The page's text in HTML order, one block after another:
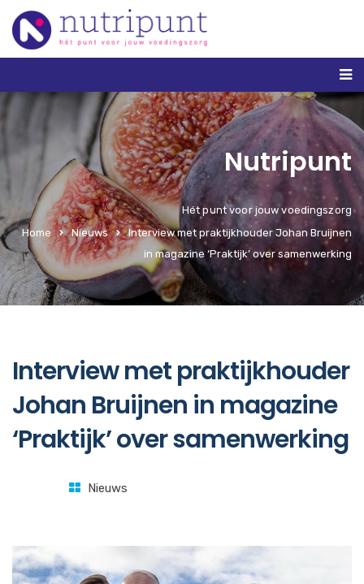
Nutripunt
Hét punt voor jouw voedingszorg
Home
Nieuws
Interview met praktijkhouder Johan Bruijnen
in magazine ‘Praktijk’ over samenwerking
Interview met praktijkhouder
Johan Bruijnen in magazine
‘Praktijk’ over samenwerking
Nieuws